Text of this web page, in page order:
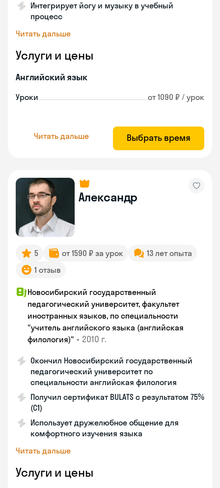
Интегрирует йогу и музыку в учебный
процесс
Читать дальше
Услуги и цены
Английский язык
Уроки от 1090 ₽ / урок
Читать дальше Выбрать время
Александр
5 от 1590 ₽ за урок
13 лет опыта
1 отзыв
Новосибирский государственный
педагогический университет, факультет
иностранных языков, по специальности
"учитель английского языка (английская
филология)" • 2010 г.
Окончил Новосибирский государственный
педагогический университет по
специальности английская филология
Получил сертификат BULATS с результатом 75%
(C1)
Использует дружелюбное общение для
комфортного изучения языка
Читать дальше
Услуги и цены